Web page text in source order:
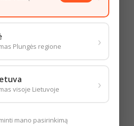
vidinė filė, kiaulienos lašiniai,
(3%),emusikliai(lecitinas,riebalų
IŠRŪGŲ
sorbatas),rūgštingumą
rūgštis) kvapiosios
A,D),
GRIETINĖ 30%
bakterijų raugas), svogūnai, joduota
Plungės regione ›
visoje Lietuvoje ›
mano pasirinkimą